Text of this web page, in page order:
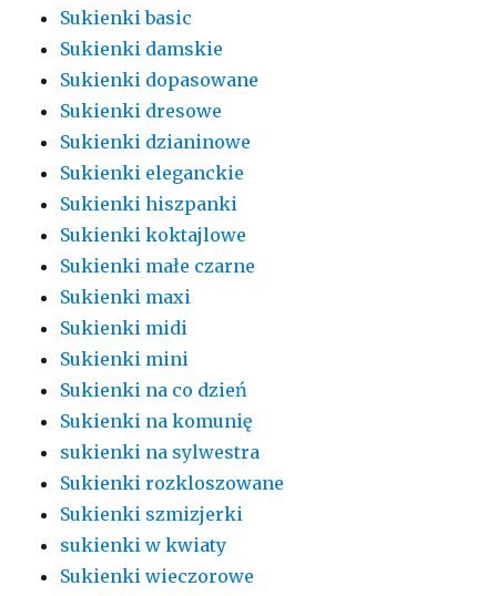
Sukienki basic
Sukienki damskie
Sukienki dopasowane
Sukienki dresowe
Sukienki dzianinowe
Sukienki eleganckie
Sukienki hiszpanki
Sukienki koktajlowe
Sukienki małe czarne
Sukienki maxi
Sukienki midi
Sukienki mini
Sukienki na co dzień
Sukienki na komunię
sukienki na sylwestra
Sukienki rozkloszowane
Sukienki szmizjerki
sukienki w kwiaty
Sukienki wieczorowe